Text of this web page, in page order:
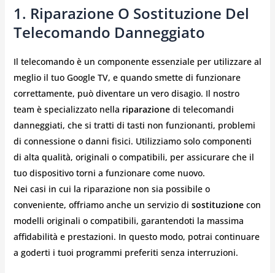
1. Riparazione O Sostituzione Del
Telecomando Danneggiato
Il telecomando è un componente essenziale per utilizzare al
meglio il tuo Google TV, e quando smette di funzionare
correttamente, può diventare un vero disagio. Il nostro
team è specializzato nella riparazionedi telecomandi
danneggiati, che si tratti di tasti non funzionanti, problemi
di connessione o danni fisici. Utilizziamo solo componenti
di alta qualità, originali o compatibili, per assicurare che il
tuo dispositivo torni a funzionare come nuovo.
Nei casi in cui la riparazione non sia possibile o
conveniente, offriamo anche un servizio di sostituzionecon
modelli originali o compatibili, garantendoti la massima
affidabilità e prestazioni. In questo modo, potrai continuare
a goderti i tuoi programmi preferiti senza interruzioni.